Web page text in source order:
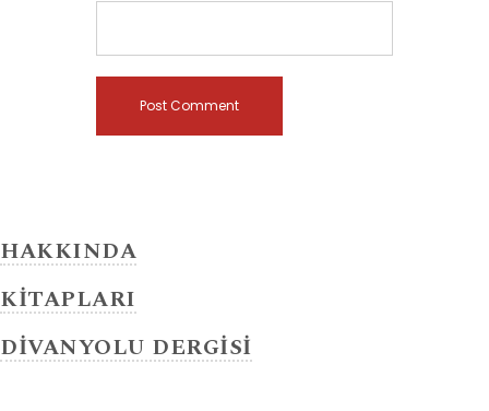
HAKKINDA
KİTAPLARI
DİVANYOLU DERGİSİ